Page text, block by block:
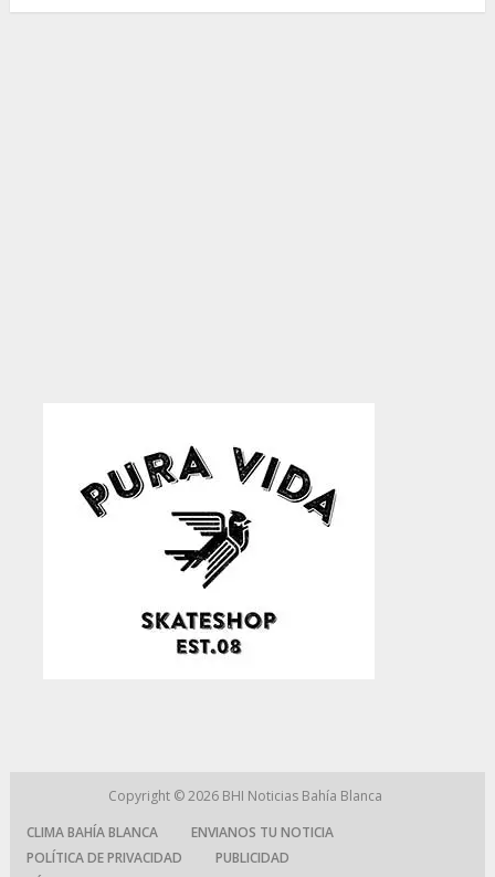
Copyright © 2026 BHI Noticias Bahía Blanca
CLIMA BAHÍA BLANCA
ENVIANOS TU NOTICIA
POLÍTICA DE PRIVACIDAD
PUBLICIDAD